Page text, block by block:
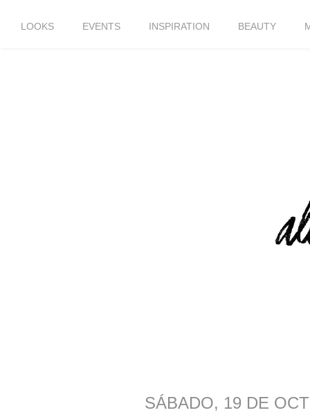
LOOKS EVENTS INSPIRATION BEAUTY
SÁBADO, 19 DE